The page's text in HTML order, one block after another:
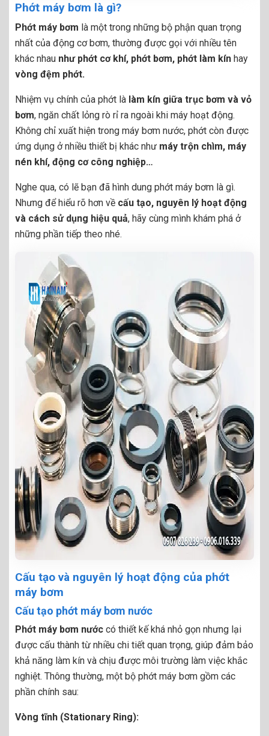
Phớt máy bơm là gì?
Phớt máy bơm là một trong những bộ phận quan trọng
nhất của động cơ bơm, thường được gọi với nhiều tên
khác nhau như phớt cơ khí, phớt bơm, phớt làm kín hay
vòng đệm phớt.
Nhiệm vụ chính của phớt là làm kín giữa trục bơm và vỏ
bơm, ngăn chất lỏng rò rỉ ra ngoài khi máy hoạt động.
Không chỉ xuất hiện trong máy bơm nước, phớt còn được
ứng dụng ở nhiều thiết bị khác như máy trộn chìm, máy
nén khí, động cơ công nghiệp…
Nghe qua, có lẽ bạn đã hình dung phớt máy bơm là gì.
Nhưng để hiểu rõ hơn về cấu tạo, nguyên lý hoạt động
và cách sử dụng hiệu quả, hãy cùng mình khám phá ở
những phần tiếp theo nhé.
Cấu tạo và nguyên lý hoạt động của phớt
máy bơm
Cấu tạo phớt máy bơm nước
Phớt máy bơm nước có thiết kế khá nhỏ gọn nhưng lại
được cấu thành từ nhiều chi tiết quan trọng, giúp đảm bảo
khả năng làm kín và chịu được môi trường làm việc khắc
nghiệt. Thông thường, một bộ phớt máy bơm gồm các
phần chính sau:
Vòng tĩnh (Stationary Ring):